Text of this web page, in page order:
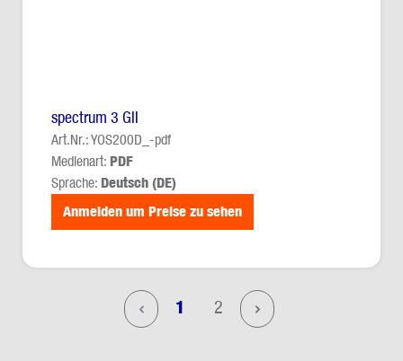
spectrum 3 GII
Art.Nr.: YOS200D_-pdf
Medienart: PDF
Sprache: Deutsch (DE)
Anmelden um Preise zu sehen
Seite
1 Seite
2